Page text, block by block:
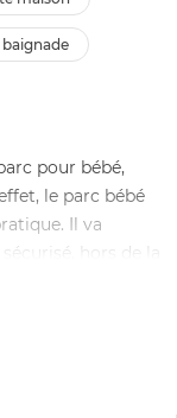
baignade
pour bébé,
le parc bébé
Il va
hors de la